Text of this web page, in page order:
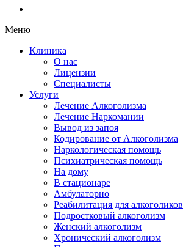
Меню
Клиника
О нас
Лицензии
Специалисты
Услуги
Лечение Алкоголизма
Лечение Наркомании
Вывод из запоя
Кодирование от Алкоголизма
Наркологическая помощь
Психиатрическая помощь
На дому
В стационаре
Амбулаторно
Реабилитация для алкоголиков
Подростковый алкоголизм
Женский алкоголизм
Хронический алкоголизм